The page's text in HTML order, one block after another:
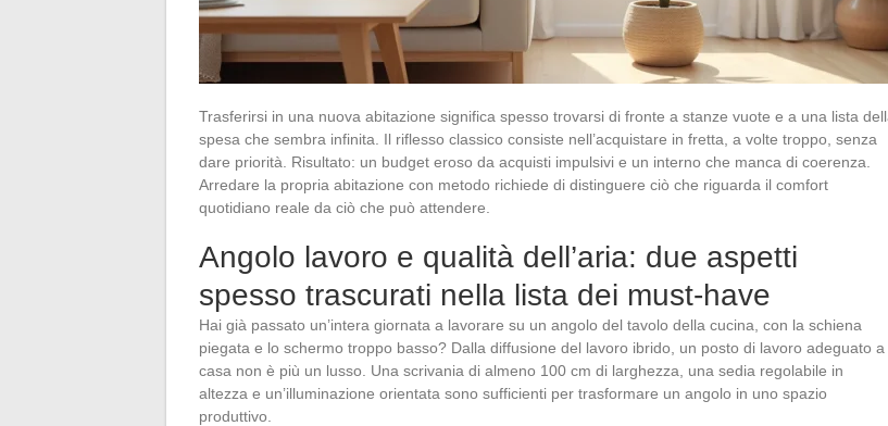
Trasferirsi in una nuova abitazione significa spesso trovarsi di fronte a stanze vuote e a una lista
spesa che sembra infinita. Il riflesso classico consiste nell’acquistare in fretta, a volte troppo, senza
dare priorità. Risultato: un budget eroso da acquisti impulsivi e un interno che manca di coerenza.
Arredare la propria abitazione con metodo richiede di distinguere ciò che riguarda il comfort
quotidiano reale da ciò che può attendere.
Angolo lavoro e qualità dell’aria: due aspetti
spesso trascurati nella lista dei must-have
Hai già passato un’intera giornata a lavorare su un angolo del tavolo della cucina, con la schiena
piegata e lo schermo troppo basso? Dalla diffusione del lavoro ibrido, un posto di lavoro adeguato a
casa non è più un lusso. Una scrivania di almeno 100 cm di larghezza, una sedia regolabile in
altezza e un’illuminazione orientata sono sufficienti per trasformare un angolo in uno spazio
produttivo.